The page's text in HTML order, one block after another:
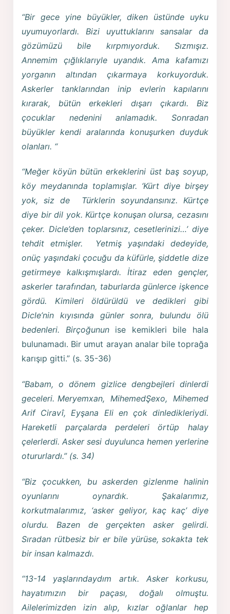
“Bir gece yine büyükler, diken üstünde uyku
uyumuyorlardı. Bizi uyuttuklarını sansalar da
gözümüzü bile kırpmıyorduk. Sızmışız.
Annemim çığlıklarıyle uyandık. Ama kafamızı
yorganın altından çıkarmaya korkuyorduk.
Askerler tanklarından inip evlerin kapılarını
kırarak, bütün erkekleri dışarı çıkardı. Biz
çocuklar nedenini anlamadık. Sonradan
büyükler kendi aralarında konuşurken duyduk
olanları. “
“Meğer köyün bütün erkeklerini üst baş soyup,
köy meydanında toplamışlar. ‘Kürt diye birşey
yok, siz de Türklerin soyundansınız. Kürtçe
diye bir dil yok. Kürtçe konuşan olursa, cezasını
çeker. Dicle’den toplarsınız, cesetlerinizi…’ diye
tehdit etmişler. Yetmiş yaşındaki dedeyide,
onüç yaşındaki çocuğu da küfürle, şiddetle dize
getirmeye kalkışmışlardı. İtiraz eden gençler,
askerler tarafından, taburlarda günlerce işkence
gördü. Kimileri öldürüldü ve dedikleri gibi
Dicle’nin kıyısında günler sonra, bulundu ölü
bedenleri. Birçoğununise kemikleri bile hala
bulunamadı. Bir umut arayan analar bile toprağa
karışıp gitti.” (s. 35-36)
“Babam, o dönem gizlice dengbejleri dinlerdi
geceleri. Meryemxan, MihemedŞexo, Mihemed
Arif Ciravî, Eyşana Eli en çok dinledikleriydi.
Hareketli parçalarda perdeleri örtüp halay
çelerlerdi. Asker sesi duyulunca hemen yerlerine
otururlardı.” (s. 34)
“Biz çocukken, bu askerden gizlenme halinin
oyunlarını oynardık. Şakalarımız,
korkutmalarımız, ‘asker geliyor, kaç kaç’ diye
olurdu. Bazen de gerçekten asker gelirdi.
Sıradan rütbesiz bir er bile yürüse, sokakta tek
bir insan kalmazdı.
“13-14 yaşlarındaydım artık. Asker korkusu,
hayatımızın bir paçası, doğalı olmuştu.
Ailelerimizden izin alıp, kızlar oğlanlar hep